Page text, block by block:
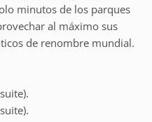
minutos de los parques
al máximo sus
de renombre mundial.